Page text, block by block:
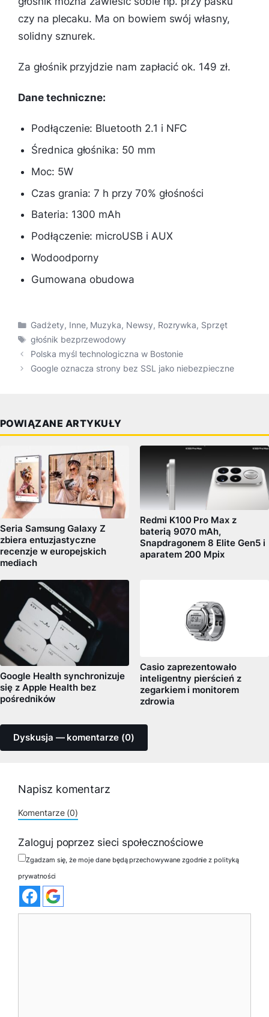
czy na plecaku. Ma on bowiem swój własny,
solidny sznurek.
Za głośnik przyjdzie nam zapłacić ok. 149 zł.
Dane techniczne:
Podłączenie: Bluetooth 2.1 i NFC
Średnica głośnika: 50 mm
Moc: 5W
Czas grania: 7 h przy 70% głośności
Bateria: 1300 mAh
Podłączenie: microUSB i AUX
Wodoodporny
Gumowana obudowa
Kategorie
Gadżety, Inne, Muzyka, Newsy, Rozrywka, Sprzęt
Tagi
głośnik bezprzewodowy
Polska myśl technologiczna w Bostonie
Google oznacza strony bez SSL jako niebezpieczne
POWIĄZANE ARTYKUŁY
Seria Samsung Galaxy Z
zbiera entuzjastyczne
recenzje w europejskich
mediach
Redmi K100 Pro Max z
baterią 9070 mAh,
Snapdragonem 8 Elite Gen5 i
aparatem 200 Mpix
Google Health synchronizuje
się z Apple Health bez
pośredników
Casio zaprezentowało
inteligentny pierścień z
zegarkiem i monitorem
zdrowia
Dyskusja — komentarze (0)
Napisz komentarz
Komentarze (0)
Zaloguj poprzez sieci społecznościowe
Zgadzam się, że moje dane będą przechowywane zgodnie z polityką
prywatności